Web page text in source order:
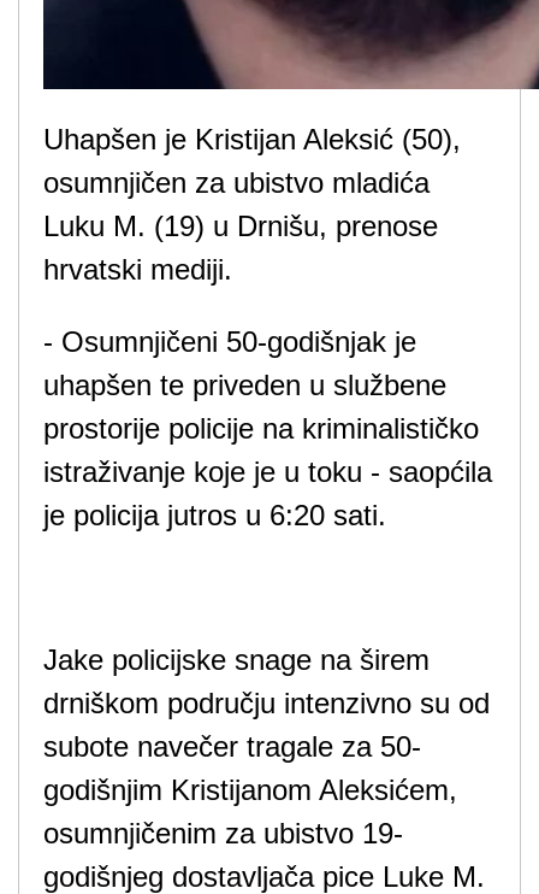
Uhapšen je Kristijan Aleksić (50),
osumnjičen za ubistvo mladića
Luku M. (19) u Drnišu, prenose
hrvatski mediji.
- Osumnjičeni 50-godišnjak je
uhapšen te priveden u službene
prostorije policije na kriminalističko
istraživanje koje je u toku - saopćila
je policija jutros u 6:20 sati.
Jake policijske snage na širem
drniškom području intenzivno su od
subote navečer tragale za 50-
godišnjim Kristijanom Aleksićem,
osumnjičenim za ubistvo 19-
godišnjeg dostavljača pice Luke M.